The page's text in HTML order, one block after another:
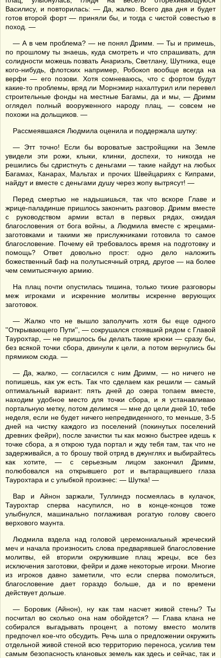
Василису, и повторилась: — Да, жалко. Всего два дня и будет
готов второй форт — приняли бы, и тогда с чистой совестью в
поход. —
— А в чем проблема? — не понял Дримм. — Ты и примешь,
по прошлому ты знаешь, куда смотреть и что спрашивать, для
солидности можешь позвать Анариэль, Светлану, Шутника, еще
кого-нибудь, флотских например, Робокоп вообще всегда на
верфи — его позови. Хотя сомневаюсь, что с фортом будут
какие-то проблемы, вряд ли Морнэмир нахалтурил или перевел
строительные фонды на местные Багамы, да и мы, — Дримм
оглядел полный вооруженного народу плац, — совсем не
похожи на дольщиков. —
Рассмеявшаяся Людмила оценила и поддержала шутку:
— Этт точно! Если бы вороватые застройщики на Земле
увидели эти рожи, клыки, клинки, доспехи, то никогда не
решились бы сдристнуть с деньгами — такие найдут на любых
Багамах, Канарах, Мальтах и прочих Швейцариях с Кипрами,
найдут и вместе с деньгами душу через жопу вытрясут! —
Перед смертью не надышишься, так что вскоре Главе и
жрице-паладинше пришлось закончить разговор. Дримм вместе
с руководством армии встал в первых рядах, ожидая
благословения от бога войны, а Людмила вместе с жрецами-
заготовками и такими же прислужниками готовила то самое
благословение. Почему ей требовалось время на подготовку и
помощь? Ответ довольно прост: одно дело наложить
божественный баф на полутысячный отряд, другое — на более
чем семитысячную армию.
На плац почти опустилась тишина, только тихие разговоры
меж игроками и искренние молитвы искренне верующих
заготовок.
— Жалко что не вышло заполучить хотя бы еще одного
''Открывающего Пути'', — сокрушался стоявший рядом с Главой
Таурохтар, — не пришлось бы делать такие крюки — сразу бы,
без всякой точки сбора, двинули к цели, а потом вернулись бы
прямиком сюда. —
— Да, жалко, — согласился с ним Дримм, — но ничего не
попишешь, как уж есть. Так что сделаем как решили — самый
оптимальный вариант: пять дней до озера топаем вместе,
находим удобное место для точки сбора, и я устанавливаю
портальную метку, потом делимся — мне до цели дней 10, тебе
неделя, если не будет ничего непредвиденного, то меньше, 3-5
дней на чистку каждого из поселений (покинутых поселений
древних фейри), после зачистки ты как можно быстрее идешь к
точке сбора, а я открою туда портал и жду тебя там, так что не
задерживайся, а то брошу твой отряд в джунглях и выбирайтесь
как хотите, — с серьезным лицом закончил Дримм,
полюбовался на открывшего рот и вытаращившего глаза
Таурохтара и с улыбкой произнес: — Шутка! —
Вар и Айнон заржали, Туллиндэ посмеялась в кулачок,
Таурохтар сперва насупился, но в конце-концов тоже
улыбнулся, машинально поглаживая рогатую голову своего
верхового маунта.
Людмила вздела над головой церемониальный жреческий
меч и начала произносить слова предварявшей благословение
молитвы, ей вторили окружившие плац жрецы, все без
исключения заготовки, фейри и даже некоторые игроки. Многие
из игроков давно заметили, что если сперва помолиться,
благословение дает гораздо больше, да и по времени
действует дольше.
— Боровик (Айнон), ну как там насчет живой стены? Ты
посчитал во сколько она нам обойдется? — Глава клана не
собирался выгадывать процент, а потому вместо молитв
предпочел кое-что обсудить. Речь шла о предложении окружить
отдельной живой стеной всю территорию переноса, усилив тем
самым безопасность клановых земель как здесь и сейчас, так и